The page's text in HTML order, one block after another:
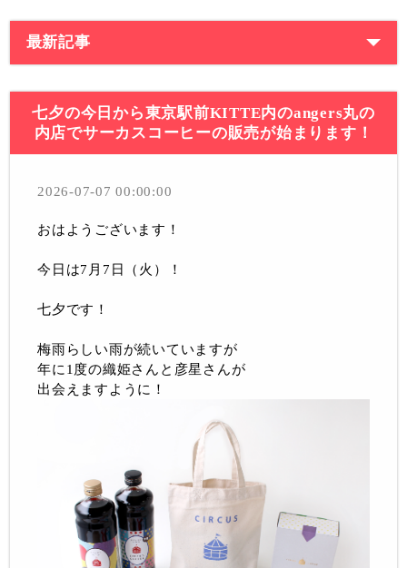
最新記事
七夕の今日から東京駅前KITTE内のangers丸の
内店でサーカスコーヒーの販売が始まります！
2026-07-07 00:00:00
おはようございます！
今日は7月7日（火）！
七夕です！
梅雨らしい雨が続いていますが
年に1度の織姫さんと彦星さんが
出会えますように！